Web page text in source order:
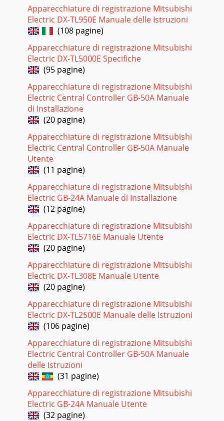
Apparecchiature di registrazione Mitsubishi
Electric DX-TL950E Manuale delle Istruzioni
(108 pagine)
Apparecchiature di registrazione Mitsubishi
Electric DX-TL5000E Specifiche
(95 pagine)
Apparecchiature di registrazione Mitsubishi
Electric Central Controller GB-50A Manuale
di Installazione
(20 pagine)
Apparecchiature di registrazione Mitsubishi
Electric Central Controller GB-50A Manuale
Utente
(11 pagine)
Apparecchiature di registrazione Mitsubishi
Electric GB-24A Manuale di Installazione
(12 pagine)
Apparecchiature di registrazione Mitsubishi
Electric DX-TL5716E Manuale Utente
(20 pagine)
Apparecchiature di registrazione Mitsubishi
Electric DX-TL308E Manuale Utente
(20 pagine)
Apparecchiature di registrazione Mitsubishi
Electric DX-TL2500E Manuale delle Istruzioni
(106 pagine)
Apparecchiature di registrazione Mitsubishi
Electric Central Controller GB-50A Manuale
delle Istruzioni
(31 pagine)
Apparecchiature di registrazione Mitsubishi
Electric GB-24A Manuale Utente
(32 pagine)